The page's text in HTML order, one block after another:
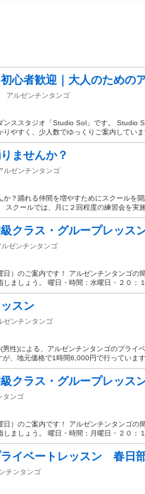
心者歓迎｜大人のための
アルゼンチンタンゴ
ンススタジオ「Studio Sol」です。 Studio
やすく、少人数でゆっくりご案内していま
ませんか？
ルゼンチンタンゴ
？踊れる仲間を増やすためにスクールを
スクールでは、月に２回程度の練習会を実
クラス・グループレッス
ルゼンチンタンゴ
）のご案内です！ アルゼンチンタンゴの
ましょう。 曜日・時間：水曜日・２０：
スン
ゼンチンタンゴ
性)による、アルゼンチンタンゴのプライ
、地元価格で1時間6,000円で行っていま
クラス・グループレッス
タンゴ
）のご案内です！ アルゼンチンタンゴの
ましょう。 曜日・時間：月曜日・２０：
イベートレッスン 春日
チンタンゴ